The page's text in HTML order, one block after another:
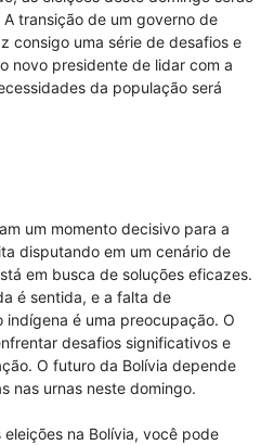
transição de um governo de
consigo uma série de desafios e
novo presidente de lidar com a
da população será
um momento decisivo para a
disputando em um cenário de
em busca de soluções eficazes.
é sentida, e a falta de
é uma preocupação. O
desafios significativos e
O futuro da Bolívia depende
nas urnas neste domingo.
na Bolívia, você pode